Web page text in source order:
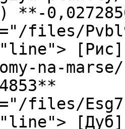
**-
files/
na-
files/